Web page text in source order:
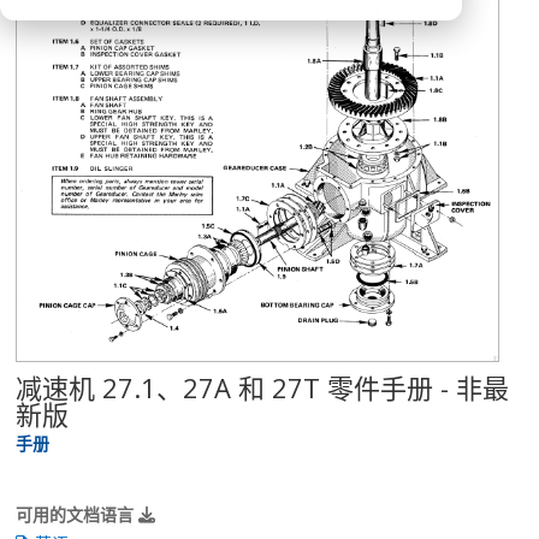
减速机 27.1、27A 和 27T 零件手册 - 非最
新版
手册
可用的文档语言